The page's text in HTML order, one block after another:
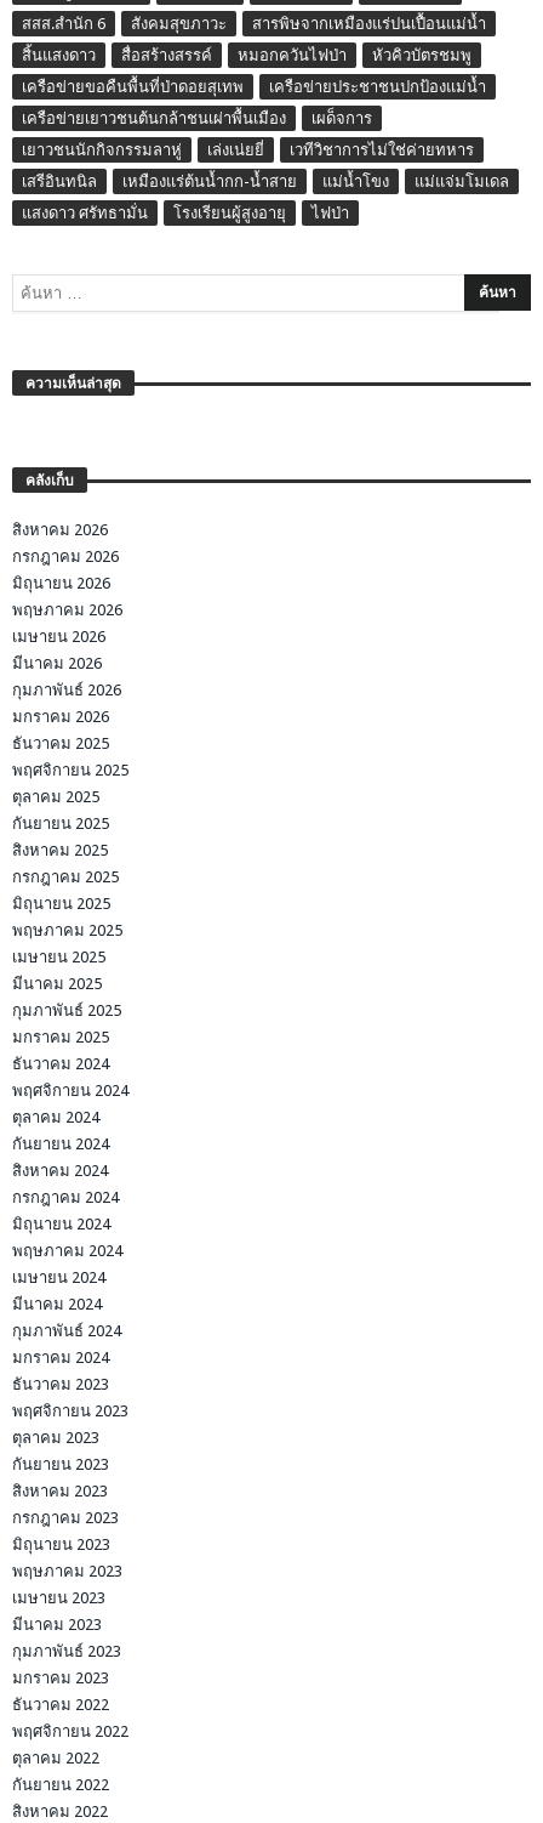
สสส.สำนัก 6
สังคมสุขภาวะ
สารพิษจากเหมืองแร่ปนเปื้อนแม่น้ำ
สิ้นแสงดาว
สื่อสร้างสรรค์ หมอกควันไฟป่า
หัวคิวบัตรชมพู
เครือข่ายขอคืนพื้นที่ป่าดอยสุเทพ
เครือข่ายประชาชนปกป้องแม่น้ำ
เครือข่ายเยาวชนต้นกล้าชนเผ่าพื้นเมือง
เผด็จการ
เยาวชนนักกิจกรรมลาหู่
เล่งเน่ยยี่
เวทีวิชาการไม่ใช่ค่ายทหาร
เสรีอินทนิล
เหมืองแร่ต้นน้ำกก-น้ำสาย แม่น้ำโขง
แม่แจ่มโมเดล
แสงดาว ศรัทธามั่น
โรงเรียนผู้สูงอายุ ไฟป่า
ความเห็นล่าสุด
คลังเก็บ
สิงหาคม 2026
กรกฎาคม 2026
มิถุนายน 2026
พฤษภาคม 2026
เมษายน 2026
มีนาคม 2026
กุมภาพันธ์ 2026
มกราคม 2026
ธันวาคม 2025
พฤศจิกายน 2025
ตุลาคม 2025
กันยายน 2025
สิงหาคม 2025
กรกฎาคม 2025
มิถุนายน 2025
พฤษภาคม 2025
เมษายน 2025
มีนาคม 2025
กุมภาพันธ์ 2025
มกราคม 2025
ธันวาคม 2024
พฤศจิกายน 2024
ตุลาคม 2024
กันยายน 2024
สิงหาคม 2024
กรกฎาคม 2024
มิถุนายน 2024
พฤษภาคม 2024
เมษายน 2024
มีนาคม 2024
กุมภาพันธ์ 2024
มกราคม 2024
ธันวาคม 2023
พฤศจิกายน 2023
ตุลาคม 2023
กันยายน 2023
สิงหาคม 2023
กรกฎาคม 2023
มิถุนายน 2023
พฤษภาคม 2023
เมษายน 2023
มีนาคม 2023
กุมภาพันธ์ 2023
มกราคม 2023
ธันวาคม 2022
พฤศจิกายน 2022
ตุลาคม 2022
กันยายน 2022
สิงหาคม 2022